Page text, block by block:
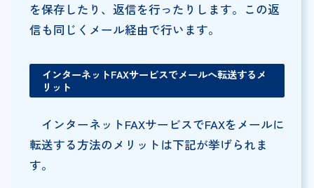
を保存したり、返信を行ったりします。この返
信も同じくメール経由で行います。
インターネットFAXサービスでメールへ転送するメ
リット
インターネットFAXサービスでFAXをメールに
転送する方法のメリットは下記が挙げられま
す。